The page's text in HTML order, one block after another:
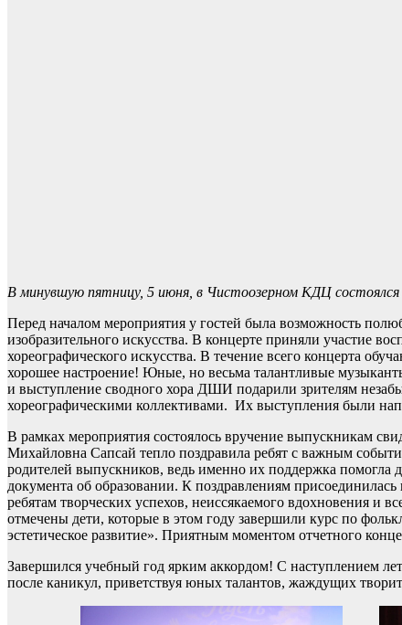
В минувшую пятницу, 5 июня, в Чистоозерном КДЦ состоялся
Перед началом мероприятия у гостей была возможность
изобразительного искусства. В концерте приняли участие
хореографического искусства. В течение всего концерта
хорошее настроение! Юные, но весьма талантливые
и выступление сводного хора ДШИ подарили зрителям
хореографическими коллективами. Их выступления были
В рамках мероприятия состоялось вручение выпускникам
Михайловна Сапсай тепло поздравила ребят с важным
родителей выпускников, ведь именно их поддержка помогла
документа об образовании. К поздравлениям
ребятам творческих успехов, неиссякаемого вдохновения
отмечены дети, которые в этом году завершили курс по
эстетическое развитие». Приятным моментом отчетного
Завершился учебный год ярким аккордом! С наступлением
после каникул, приветствуя юных талантов, жаждущих